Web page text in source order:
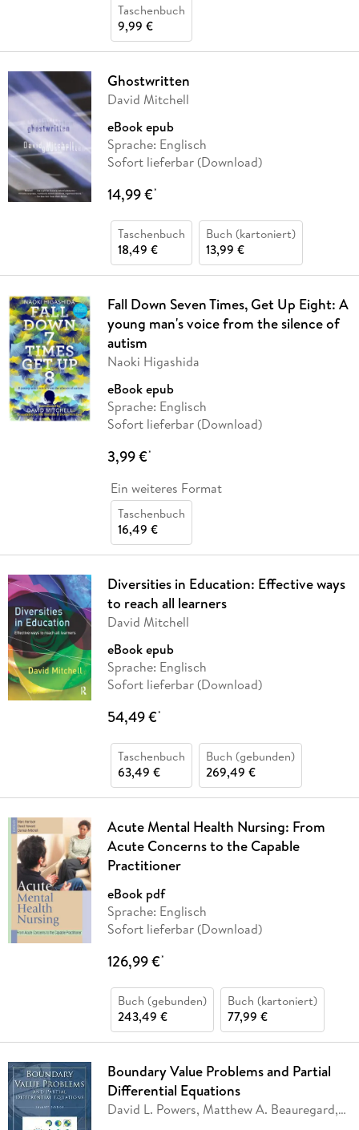
Taschenbuch
9,99 €
Ghostwritten
David Mitchell
eBook epub
Sprache: Englisch
Sofort lieferbar (Download)
14,99 €*
Taschenbuch
18,49 €
Buch (kartoniert)
13,99 €
Fall Down Seven Times, Get Up Eight: A
young man's voice from the silence of
autism
Naoki Higashida
eBook epub
Sprache: Englisch
Sofort lieferbar (Download)
3,99 €*
Ein weiteres Format
Taschenbuch
16,49 €
Diversities in Education: Effective ways
to reach all learners
David Mitchell
eBook epub
Sprache: Englisch
Sofort lieferbar (Download)
54,49 €*
Taschenbuch
63,49 €
Buch (gebunden)
269,49 €
Acute Mental Health Nursing: From
Acute Concerns to the Capable
Practitioner
eBook pdf
Sprache: Englisch
Sofort lieferbar (Download)
126,99 €*
Buch (gebunden)
243,49 €
Buch (kartoniert)
77,99 €
Boundary Value Problems and Partial
Differential Equations
David L. Powers, Matthew A. Beauregard,